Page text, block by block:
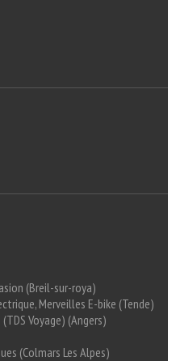
(Breil-sur-roya)
Merveilles E-bike (Tende)
Voyage) (Angers)
(Colmars Les Alpes)